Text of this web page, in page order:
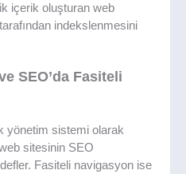
içerik oluşturan web
indekslenmesini
SEO’da Fasiteli
yönetim sistemi olarak
sitesinin SEO
Fasiteli navigasyon ise